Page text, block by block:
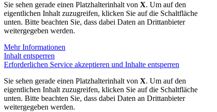
Sie sehen gerade einen Platzhalterinhalt von X. Um auf den
eigentlichen Inhalt zuzugreifen, klicken Sie auf die Schaltfläche
unten. Bitte beachten Sie, dass dabei Daten an Drittanbieter
weitergegeben werden.
Mehr Informationen
Inhalt entsperren
Erforderlichen Service akzeptieren und Inhalte entsperren
Sie sehen gerade einen Platzhalterinhalt von X. Um auf den
eigentlichen Inhalt zuzugreifen, klicken Sie auf die Schaltfläche
unten. Bitte beachten Sie, dass dabei Daten an Drittanbieter
weitergegeben werden.